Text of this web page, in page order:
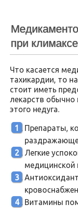
при климаксе
Что касается
тахикардии, то
стоит иметь
лекарств обычно
этого недуга.
Препараты,
Легкие
медицинской
Витамины